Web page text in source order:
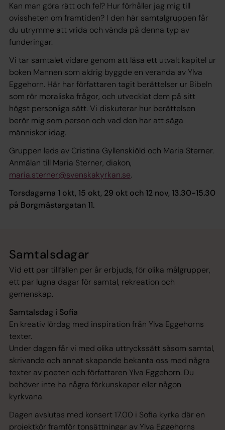
Kan man göra rätt och fel? Hur förhåller jag mig till
ovissheten om framtiden? I den här samtalgruppen får
du utrymme att vrida och vända på denna typ av
funderingar.
Vi tar samtalet vidare genom att läsa ett utvalt kapitel ur
boken Mannen som aldrig byggde en veranda av Ylva
Eggehorn. Här har författaren tagit berättelser ur Bibeln
som rör moraliska frågor, och utvecklat dem på sitt
högst personliga sätt. Vi diskuterar hur berättelsen
berör mig som person och vad den har att säga
människor idag.
Gruppen leds av Cristina Gyllenskiöld och Maria Sterner.
Anmälan till Maria Sterner, diakon,
maria.sterner@svenskakyrkan.se.
Torsdagarna 1 okt, 15 okt, 29 okt och 12 nov, 13.30-15.30
på Borgmästargatan 11.
Samtalsdagar
Vid ett par tillfällen per år erbjuds, för olika målgrupper,
ett par lugna dagar för samtal, rekreation och
gemenskap.
Samtalsdag i Sofia
En kreativ lördag med inspiration från Ylva Eggehorns
texter.
Under dagen får vi med olika uttryckssätt såsom samtal,
skrivande och annat skapande bekanta oss med några
texter av poeten och författaren Ylva Eggehorn. Du
behöver inte ha några förkunskaper eller någon
kyrkvana.
Dagen avslutas med konsert 17.00 i Sofia kyrka där en
projektkör framför tonsättningar av Ylva Eggehorns